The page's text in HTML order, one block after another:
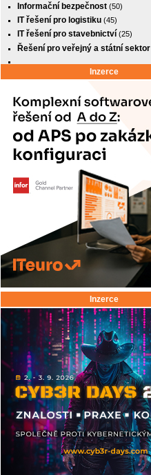
Informační bezpečnost (50)
IT řešení pro logistiku (45)
IT řešení pro stavebnictví (25)
Řešení pro veřejný a státní sektor
Inzerce
Inzerce